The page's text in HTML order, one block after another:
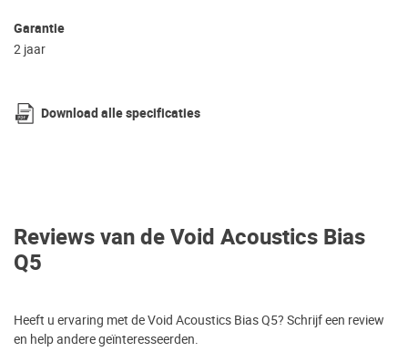
Garantie
2 jaar
Download alle specificaties
Reviews van de Void Acoustics Bias
Q5
Heeft u ervaring met de Void Acoustics Bias Q5? Schrijf een review
en help andere geïnteresseerden.